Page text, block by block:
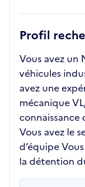
Profil
Vous avez un
véhicules
avez une
mécanique
connaissance
Vous avez le
d’équipe
la détention